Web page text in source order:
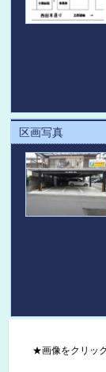
区画写真
★画像をクリッ